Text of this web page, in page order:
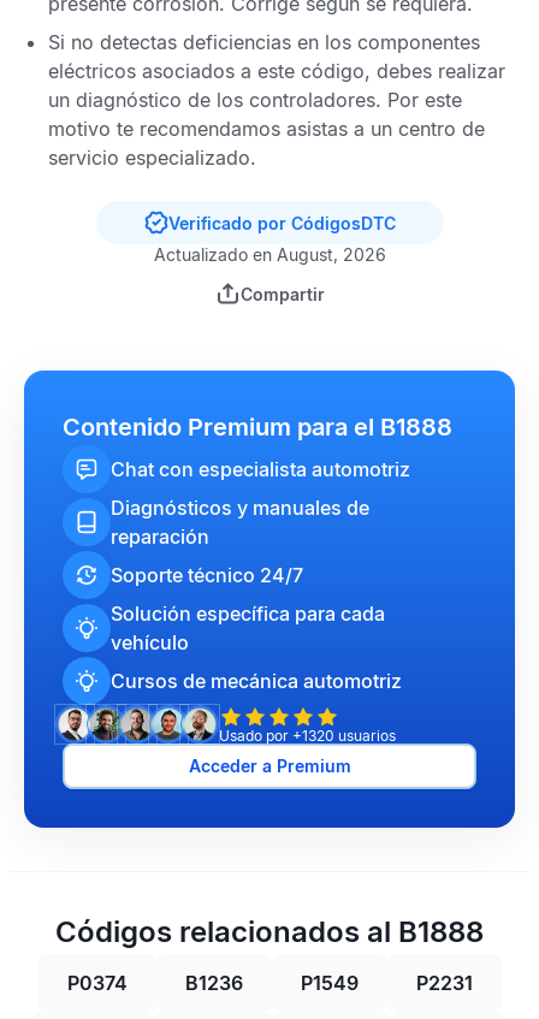
Si no detectas deficiencias en los componentes
eléctricos asociados a este código, debes realizar
un diagnóstico de los controladores. Por este
motivo te recomendamos asistas a un centro de
servicio especializado.
Verificado por CódigosDTC
Actualizado en August, 2026
Compartir
Contenido Premium para el B1888
Chat con especialista automotriz
Diagnósticos y manuales de
reparación
Soporte técnico 24/7
Solución específica para cada
vehículo
Cursos de mecánica automotriz
Usado por +1320 usuarios
Acceder a Premium
Códigos relacionados al B1888
P0374 B1236 P1549 P2231